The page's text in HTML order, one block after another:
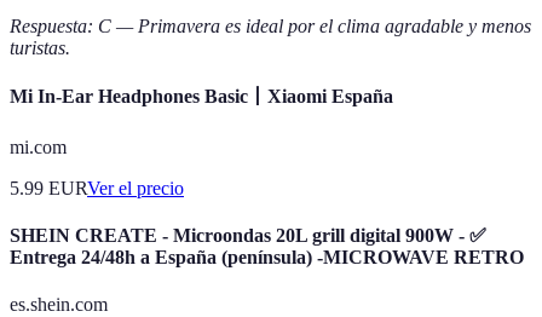
Respuesta: C — Primavera es ideal por el clima agradable y menos
turistas.
Mi In-Ear Headphones Basic丨Xiaomi España
mi.com
5.99 EURVer el precio
SHEIN CREATE - Microondas 20L grill digital 900W - ✅
Entrega 24/48h a España (península) -MICROWAVE RETRO
es.shein.com